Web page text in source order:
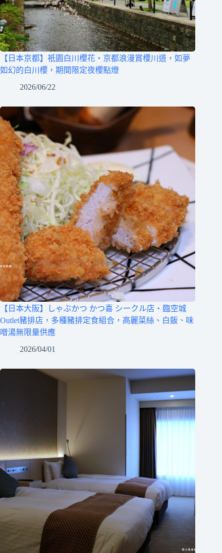
【日本京都】祇園白川櫻花‧京都浪漫賞櫻川道，如夢
如幻的白川櫻，期間限定夜櫻點燈
2026/06/22
【日本大阪】しゃぶかつ かつ喜 シークル店‧臨空城
Outlet豬排店，多種豬排定食組合，高麗菜絲、白飯、味
噌湯無限量供應
2026/04/01